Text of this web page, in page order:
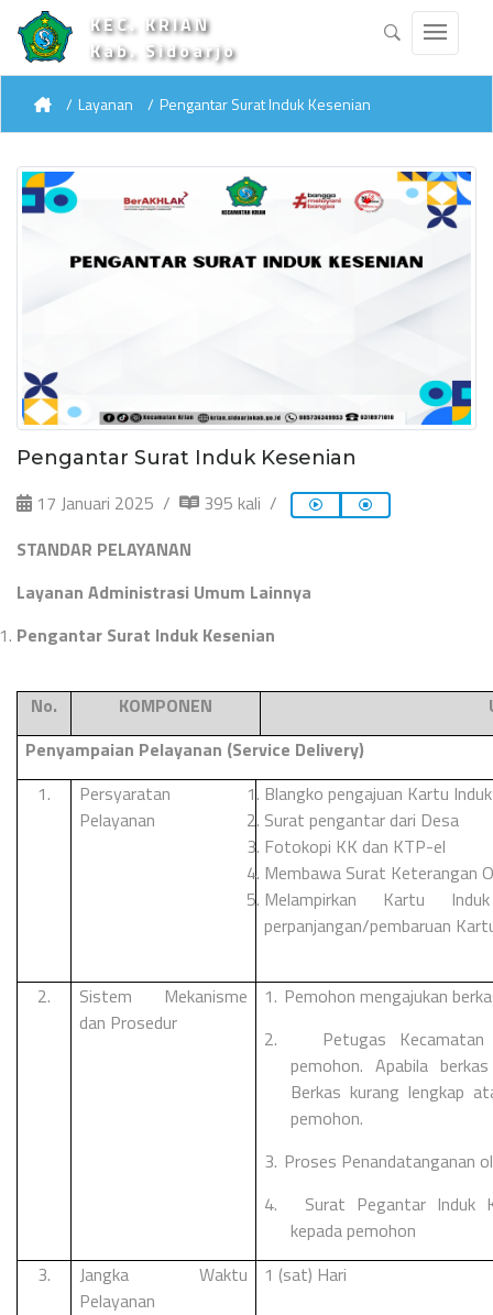
KEC. KRIAN
Kab. Sidoarjo
Layanan Pengantar Surat Induk Kesenian
Pengantar Surat Induk Kesenian
17 Januari 2025
395 kali
STANDAR PELAYANAN
Layanan Administrasi Umum Lainnya
Pengantar Surat Induk Kesenian
No. KOMPONEN
Penyampaian Pelayanan (Service Delivery)
1.
Persyaratan
Pelayanan
Blangko pengajuan Kartu
Surat pengantar dari Desa
Fotokopi KK dan KTP-el
Membawa Surat Keterangan
Melampirkan Kartu
perpanjangan/pembaruan
2.
Sistem Mekanisme
dan Prosedur
1. Pemohon mengajukan
2.
Petugas
pemohon. Apabila
Berkas kurang lengkap
pemohon.
3. Proses Penandatanganan
4.
Surat Pegantar Induk
kepada pemohon
3.
Jangka Waktu
Pelayanan
1 (sat) Hari